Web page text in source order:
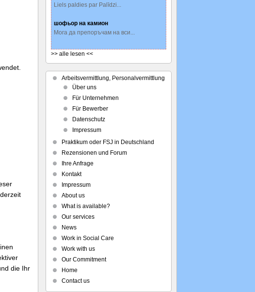
die Ihr
Liels paldies par Palīdzi...
шофьор на камион
Мога да препоръчам на вси...
>> alle lesen <<
Arbeitsvermittlung, Personalvermittlung
Über uns
Für Unternehmen
Für Bewerber
Datenschutz
Impressum
Praktikum oder FSJ in Deutschland
Rezensionen und Forum
Ihre Anfrage
Kontakt
Impressum
About us
What is available?
Our services
News
Work in Social Care
Work with us
Our Commitment
Home
Contact us